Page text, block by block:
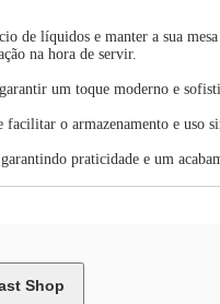
líquidos e manter a sua
na hora de servir.
um toque moderno e
o armazenamento e uso
praticidade e um
Shop